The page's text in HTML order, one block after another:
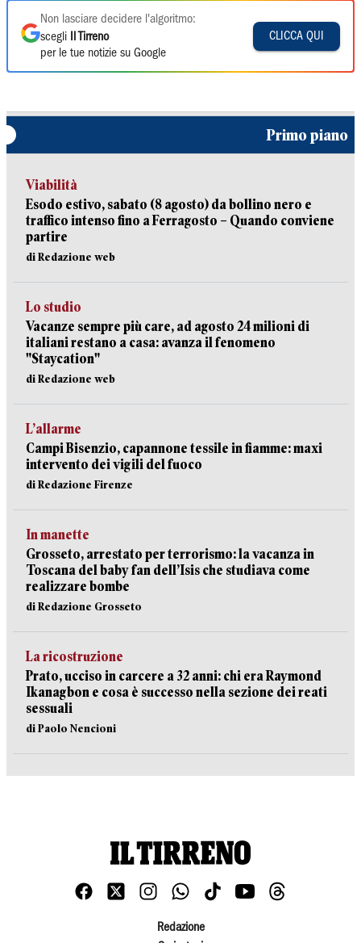
Non lasciare decidere l'algoritmo:
scegli
Il Tirreno
per le tue notizie su Google
CLICCA QUI
Primo piano
Viabilità
Esodo estivo, sabato (8 agosto) da bollino nero e
traffico intenso fino a Ferragosto – Quando conviene
partire
di Redazione web
Lo studio
Vacanze sempre più care, ad agosto 24 milioni di
italiani restano a casa: avanza il fenomeno
"Staycation"
di Redazione web
L’allarme
Campi Bisenzio, capannone tessile in fiamme: maxi
intervento dei vigili del fuoco
di Redazione Firenze
In manette
Grosseto, arrestato per terrorismo: la vacanza in
Toscana del baby fan dell’Isis che studiava come
realizzare bombe
di Redazione Grosseto
La ricostruzione
Prato, ucciso in carcere a 32 anni: chi era Raymond
Ikanagbon e cosa è successo nella sezione dei reati
sessuali
di Paolo Nencioni
Redazione